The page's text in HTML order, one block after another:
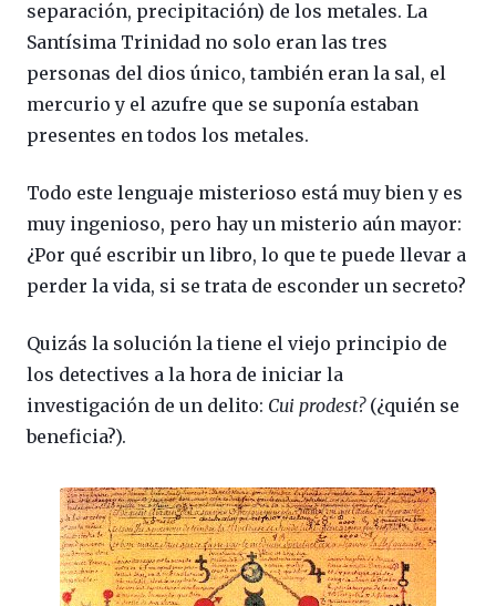
separación, precipitación) de los metales. La
Santísima Trinidad no solo eran las tres
personas del dios único, también eran la sal, el
mercurio y el azufre que se suponía estaban
presentes en todos los metales.
Todo este lenguaje misterioso está muy bien y es
muy ingenioso, pero hay un misterio aún mayor:
¿Por qué escribir un libro, lo que te puede llevar a
perder la vida, si se trata de esconder un secreto?
Quizás la solución la tiene el viejo principio de
los detectives a la hora de iniciar la
investigación de un delito: Cui prodest?(¿quién se
beneficia?).